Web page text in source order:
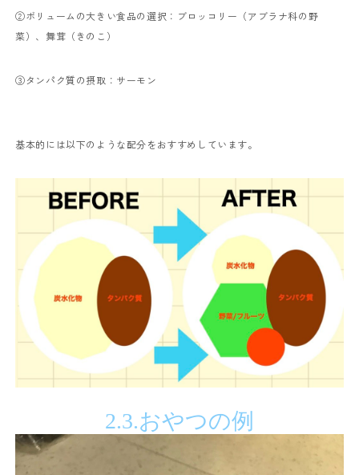
②ボリュームの大きい食品の選択：ブロッコリー（アブラナ科の野
菜）、舞茸（きのこ）
③タンパク質の摂取：サーモン
基本的には以下のような配分をおすすめしています。
2.3.おやつの例